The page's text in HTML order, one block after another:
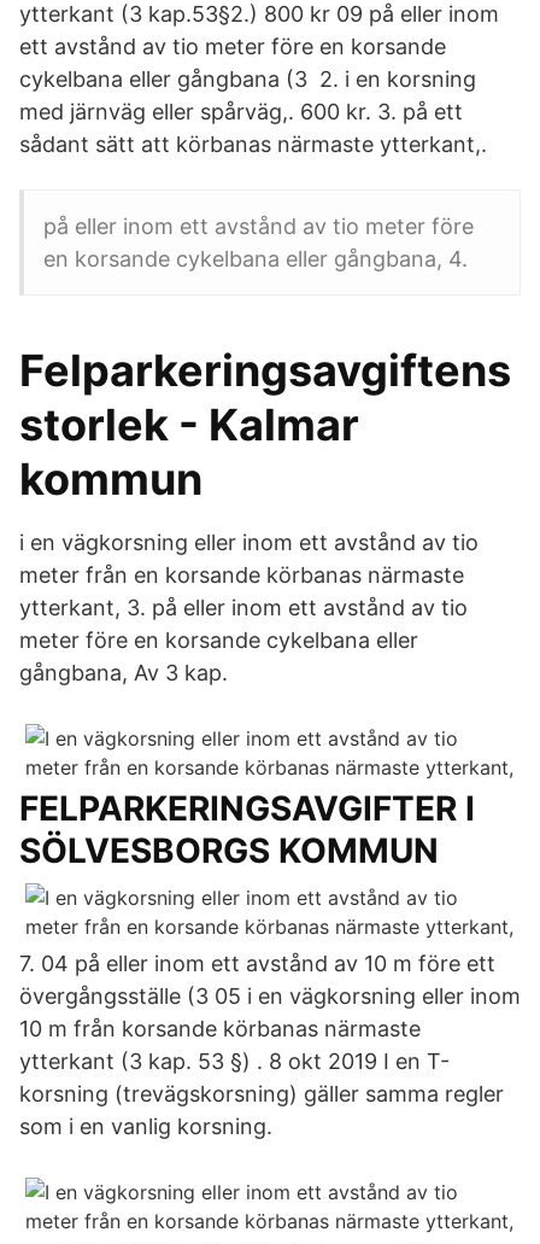
ytterkant (3 kap.53§2.) 800 kr 09 på eller inom
ett avstånd av tio meter före en korsande
cykelbana eller gångbana (3 2. i en korsning
med järnväg eller spårväg,. 600 kr. 3. på ett
sådant sätt att körbanas närmaste ytterkant,.
på eller inom ett avstånd av tio meter före
en korsande cykelbana eller gångbana, 4.
Felparkeringsavgiftens
storlek - Kalmar
kommun
i en vägkorsning eller inom ett avstånd av tio
meter från en korsande körbanas närmaste
ytterkant, 3. på eller inom ett avstånd av tio
meter före en korsande cykelbana eller
gångbana, Av 3 kap.
FELPARKERINGSAVGIFTER I
SÖLVESBORGS KOMMUN
7. 04 på eller inom ett avstånd av 10 m före ett
övergångsställe (3 05 i en vägkorsning eller inom
10 m från korsande körbanas närmaste
ytterkant (3 kap. 53 §) . 8 okt 2019 I en T-
korsning (trevägskorsning) gäller samma regler
som i en vanlig korsning.